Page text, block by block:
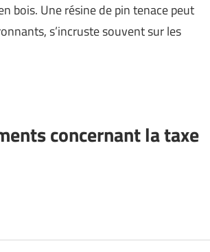
bois. Une résine de pin tenace peut
s’incruste souvent sur les
concernant la taxe